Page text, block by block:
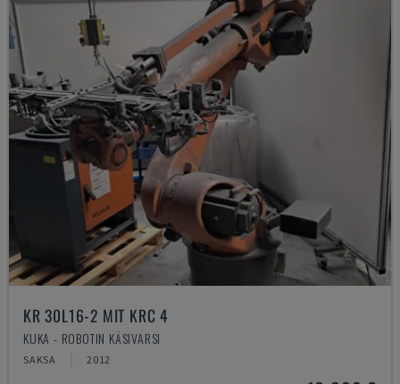
KR 30L16-2 MIT KRC 4
KUKA - ROBOTIN KÄSIVARSI
SAKSA 2012